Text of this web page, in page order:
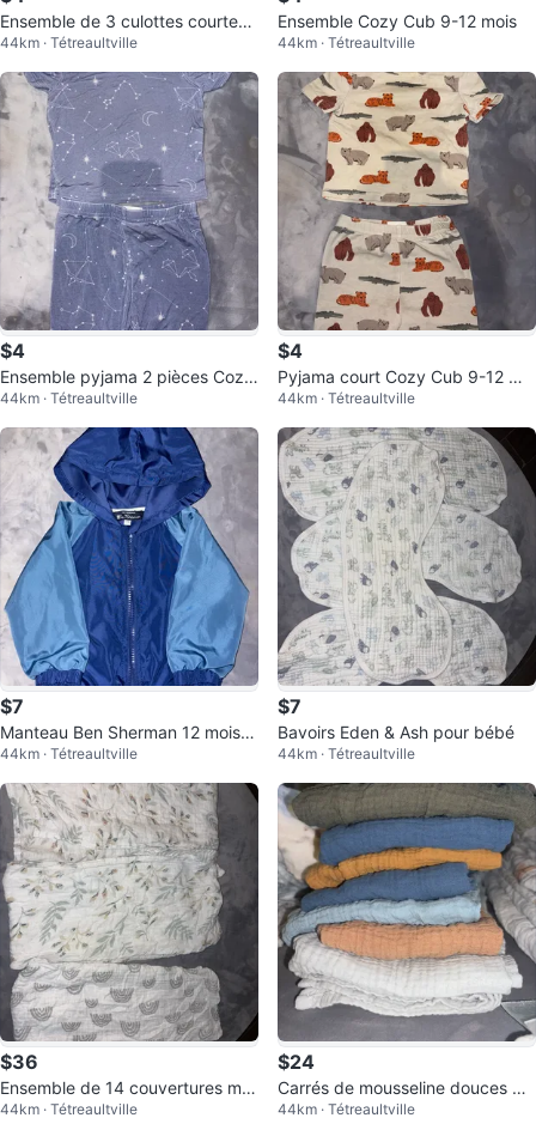
Ensemble de 3 culottes courtes
Cozy Cub 9-12 mois
44km · Tétreaultville
Ensemble Cozy Cub 9-12 mois
44km · Tétreaultville
$4
Ensemble pyjama 2 pièces Cozy
Cub 9-12 mois ciel étoilé
44km · Tétreaultville
$4
Pyjama court Cozy Cub 9-12 moi
s animaux
44km · Tétreaultville
$7
Manteau Ben Sherman 12 mois b
leu
44km · Tétreaultville
$7
Bavoirs Eden & Ash pour bébé
44km · Tétreaultville
$36
Ensemble de 14 couvertures mo
usseline
44km · Tétreaultville
$24
Carrés de mousseline douces po
ur bébé
44km · Tétreaultville